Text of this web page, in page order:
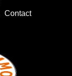
Contact